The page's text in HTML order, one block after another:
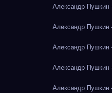
Александр Пушкин
Александр Пушкин
Александр Пушкин
Александр Пушкин
Александр Пушкин